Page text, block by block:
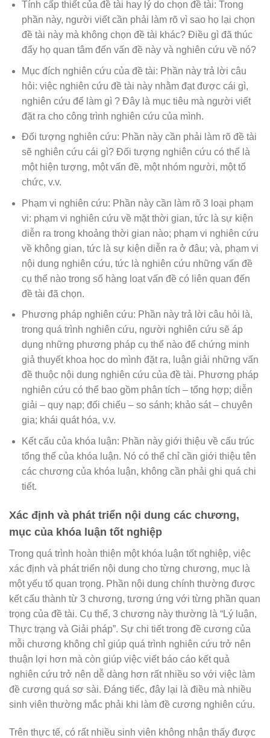
Tính cấp thiết của đề tài hay lý do chọn đề tài: Trong
phần này, người viết cần phải làm rõ vì sao họ lại chọn
đề tài này mà không chọn đề tài khác? Điều gì đã thúc
đẩy họ quan tâm đến vấn đề này và nghiên cứu về nó?
Mục đích nghiên cứu của đề tài: Phần này trả lời câu
hỏi: việc nghiên cứu đề tài này nhằm đạt được cái gì,
nghiên cứu để làm gì ? Đây là mục tiêu mà người viết
đặt ra cho công trình nghiên cứu của mình.
Đối tượng nghiên cứu: Phần này cần phải làm rõ đề tài
sẽ nghiên cứu cái gì? Đối tượng nghiên cứu có thể là
một hiện tượng, một vấn đề, một nhóm người, một tổ
chức, v.v.
Phạm vi nghiên cứu: Phần này cần làm rõ 3 loại phạm
vi: phạm vi nghiên cứu về mặt thời gian, tức là sự kiện
diễn ra trong khoảng thời gian nào; phạm vi nghiên cứu
về không gian, tức là sự kiện diễn ra ở đâu; và, phạm vi
nội dung nghiên cứu, tức là nghiên cứu những vấn đề
cụ thể nào trong số hàng loạt vấn đề có liên quan đến
đề tài đã chọn.
Phương pháp nghiên cứu: Phần này trả lời câu hỏi là,
trong quá trình nghiên cứu, người nghiên cứu sẽ áp
dụng những phương pháp cụ thể nào để chứng minh
giả thuyết khoa học do mình đặt ra, luận giải những vấn
đề thuộc nội dung nghiên cứu của đề tài. Phương pháp
nghiên cứu có thể bao gồm phân tích – tổng hợp; diễn
giải – quy nạp; đối chiếu – so sánh; khảo sát – chuyên
gia; khái quát hóa, v.v.
Kết cấu của khóa luận: Phần này giới thiệu về cấu trúc
tổng thể của khóa luận. Nó có thể chỉ cần giới thiệu tên
các chương của khóa luận, không cần phải ghi quá chi
tiết.
Xác định và phát triển nội dung các chương,
mục của khóa luận tốt nghiệp
Trong quá trình hoàn thiện một khóa luận tốt nghiệp, việc
xác định và phát triển nội dung cho từng chương, mục là
một yếu tố quan trọng. Phần nội dung chính thường được
kết cấu thành từ 3 chương, tương ứng với từng phần quan
trọng của đề tài. Cụ thể, 3 chương này thường là “Lý luận,
Thực trạng và Giải pháp”. Sự chi tiết trong đề cương của
mỗi chương không chỉ giúp quá trình nghiên cứu trở nên
thuận lợi hơn mà còn giúp việc viết báo cáo kết quả
nghiên cứu trở nên dễ dàng hơn rất nhiều so với việc làm
đề cương quá sơ sài. Đáng tiếc, đây lại là điều mà nhiều
sinh viên thường mắc phải khi làm đề cương nghiên cứu.
Trên thực tế, có rất nhiều sinh viên không nhận thấy được